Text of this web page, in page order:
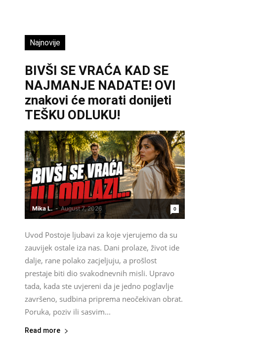
Najnovije
BIVŠI SE VRAĆA KAD SE
NAJMANJE NADATE! OVI
znakovi će morati donijeti
TEŠKU ODLUKU!
Mika L. - August 7, 2026 0
Uvod Postoje ljubavi za koje vjerujemo da su
zauvijek ostale iza nas. Dani prolaze, život ide
dalje, rane polako zacjeljuju, a prošlost
prestaje biti dio svakodnevnih misli. Upravo
tada, kada ste uvjereni da je jedno poglavlje
završeno, sudbina priprema neočekivan obrat.
Poruka, poziv ili sasvim...
Read more